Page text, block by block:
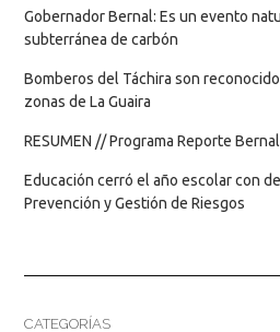
Gobernador Bernal: Es un evento
subterránea de carbón
Bomberos del Táchira son
zonas de La Guaira
RESUMEN // Programa Reporte
Educación cerró el año escolar con
Prevención y Gestión de Riesgos
CATEGORÍAS